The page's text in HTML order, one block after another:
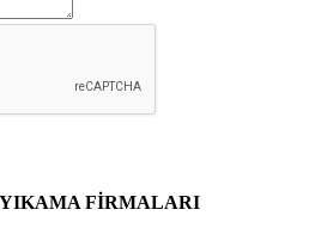
FİRMALARI